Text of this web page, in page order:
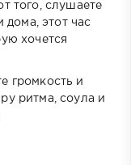
того, слушаете
дома, этот час
хочется
громкость и
ритма, соула и